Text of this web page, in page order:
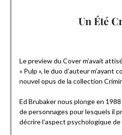
Un Été
Le preview du Cover m’avait
« Pulp », le duo d’auteur m’ayant
nouvel opus de la collection
Ed Brubaker nous plonge en
de personnages pour lesquels il
décrire l’aspect psychologique de